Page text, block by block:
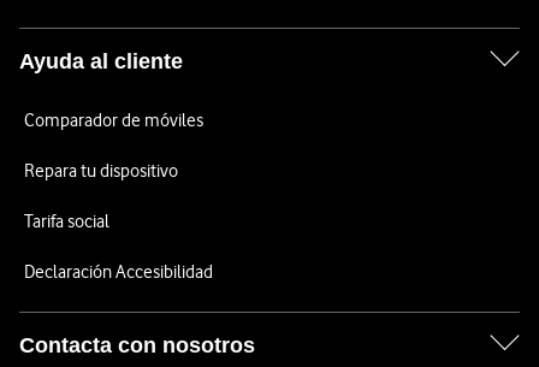
Ayuda al cliente
Comparador de móviles
Repara tu dispositivo
Tarifa social
Declaración Accesibilidad
Contacta con nosotros